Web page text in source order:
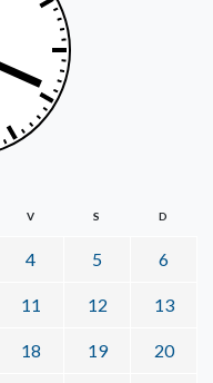
V S D
4 5 6
11 12 13
18 19 20